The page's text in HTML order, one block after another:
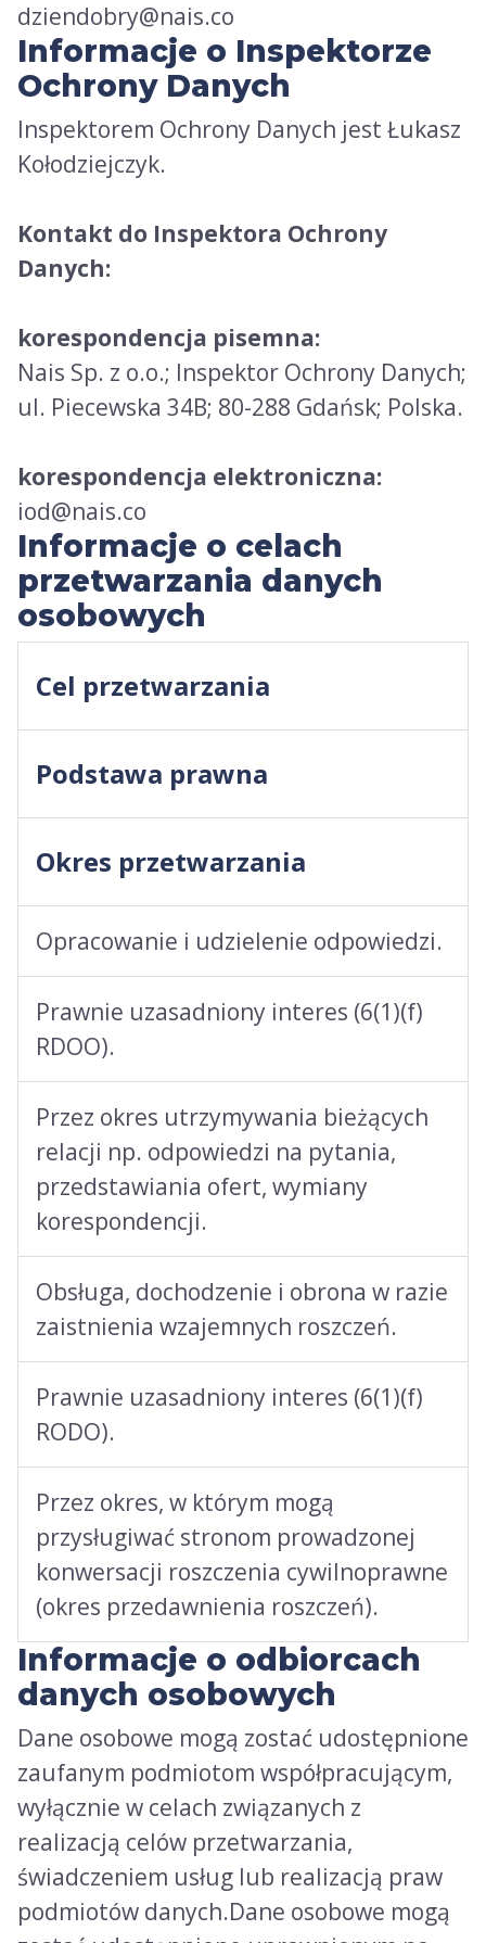
dziendobry@nais.co
Informacje o Inspektorze
Ochrony Danych
Inspektorem Ochrony Danych jest Łukasz
Kołodziejczyk.
Kontakt do Inspektora Ochrony
Danych:
korespondencja pisemna:
Nais Sp. z o.o.; Inspektor Ochrony Danych;
ul. Piecewska 34B; 80-288 Gdańsk; Polska.
korespondencja elektroniczna:
iod@nais.co
Informacje o celach
przetwarzania danych
osobowych
Cel przetwarzania
Podstawa prawna
Okres przetwarzania
Opracowanie i udzielenie odpowiedzi.
Prawnie uzasadniony interes (6(1)(f)
RDOO).
Przez okres utrzymywania bieżących
relacji np. odpowiedzi na pytania,
przedstawiania ofert, wymiany
korespondencji.
Obsługa, dochodzenie i obrona w razie
zaistnienia wzajemnych roszczeń.
Prawnie uzasadniony interes (6(1)(f)
RODO).
Przez okres, w którym mogą
przysługiwać stronom prowadzonej
konwersacji roszczenia cywilnoprawne
(okres przedawnienia roszczeń).
Informacje o odbiorcach
danych osobowych
Dane osobowe mogą zostać udostępnione
zaufanym podmiotom współpracującym,
wyłącznie w celach związanych z
realizacją celów przetwarzania,
świadczeniem usług lub realizacją praw
podmiotów danych.Dane osobowe mogą